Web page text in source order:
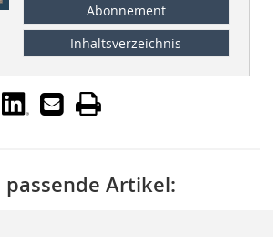
Abonnement
Inhaltsverzeichnis
Artikel: